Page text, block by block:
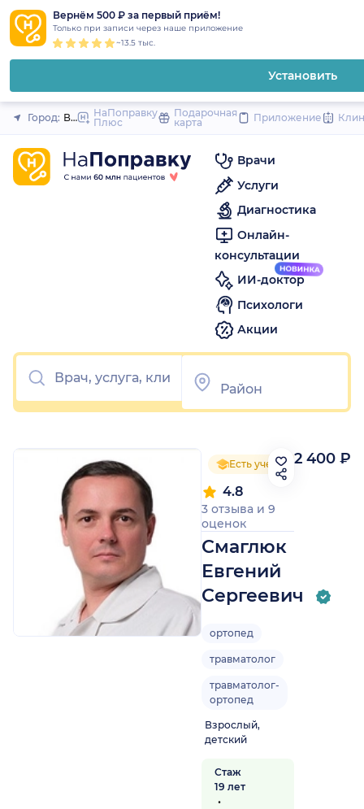
Вернём 500 ₽ за первый приём!
Только при записи через наше приложение
~13.5 тыс.
Установить
Закрыть
Город: ВолжскийНаПоправку
Плюс
Подарочная
карта
Приложение
Врачи
Услуги
Диагностика
Онлайн-
консультации
ИИ-доктор
Психологи
Акции
Есть ученая степень
Смаглюк
Евгений
Сергеевич
4.8
3 отзыва и 9
оценок
ортопед
травматолог
травматолог-
ортопед
Взрослый,
детский
Стаж
19 лет
2 400 ₽